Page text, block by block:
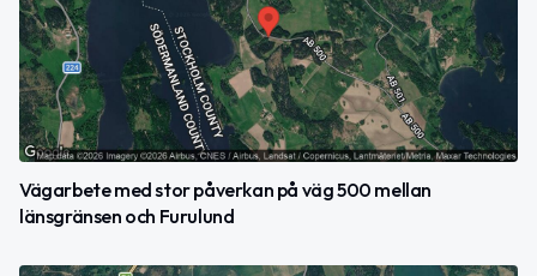
Vägarbete med stor påverkan på väg 500 mellan
länsgränsen och Furulund